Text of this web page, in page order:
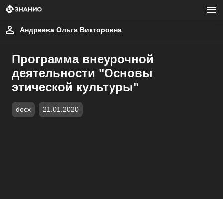
Андреева Ольга Викторовна
Программа внеурочной
деятельности "Основы
этической культуры"
docx 21.01.2020